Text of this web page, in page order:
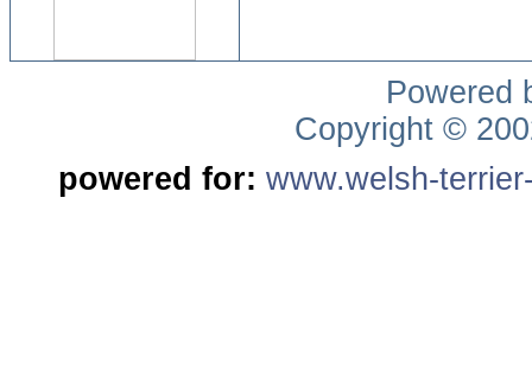
Powered
Copyright ©
powered for: www.welsh-